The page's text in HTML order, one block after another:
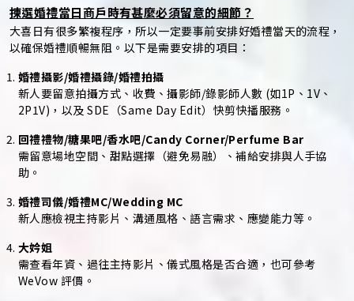
揀選婚禮當日商戶時有甚麼必須留意的細節？
大喜日有很多繁複程序，所以一定要事前安排好婚禮當天的流程，
以確保婚禮順暢無阻。以下是需要安排的項目：
婚禮攝影/婚禮攝錄/婚禮拍攝
新人要留意拍攝方式、收費、攝影師/錄影師人數 (如1P、1V、
2P1V)，以及 SDE（Same Day Edit）快剪快播服務。
回禮禮物/糖果吧/香水吧/Candy Corner/Perfume Bar
需留意場地空間、甜點選擇（避免易融）、補給安排與人手協
助。
婚禮司儀/婚禮MC/Wedding MC
新人應檢視主持影片、溝通風格、語言需求、應變能力等。
大妗姐
需查看年資、過往主持影片、儀式風格是否合適，也可參考
WeVow 評價。